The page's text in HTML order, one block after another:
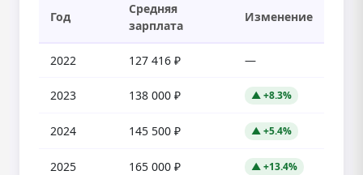
Год
Средняя
зарплата
Изменение
2022 127 416 ₽ —
2023 138 000 ₽ ▲ +8.3%
2024 145 500 ₽ ▲ +5.4%
2025 165 000 ₽ ▲ +13.4%